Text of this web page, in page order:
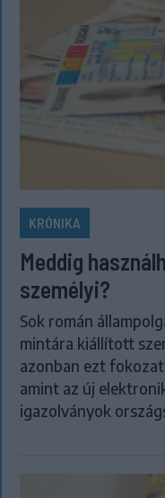
KRÓNIKA
Meddig
személyi?
Sok román
mintára kiállított
azonban ezt
amint az új
igazolványok